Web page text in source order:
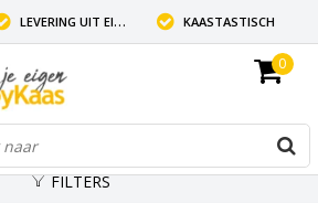
LEVERING UIT EIGEN VOORRAAD KAASTASTISCH
0
FILTERS